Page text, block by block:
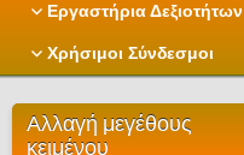
Εργαστήρια Δεξιοτήτων
Χρήσιμοι Σύνδεσμοι
Αλλαγή μεγέθους
κειμένου